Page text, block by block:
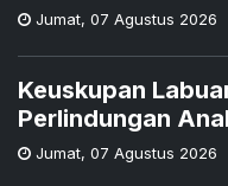
Jumat, 07 Agustus 2026
Keuskupan
Perlindungan
Jumat, 07 Agustus 2026